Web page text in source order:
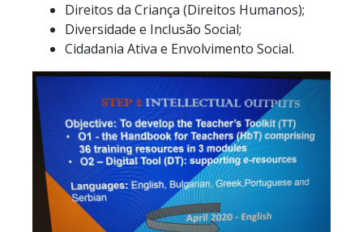
Direitos da Criança (Direitos Humanos);
Diversidade e Inclusão Social;
Cidadania Ativa e Envolvimento Social.